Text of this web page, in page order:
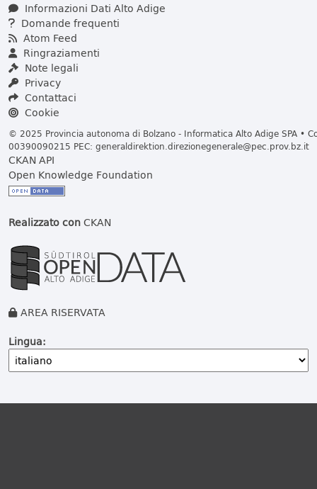
Informazioni Dati Alto Adige
Domande frequenti
Atom Feed
Ringraziamenti
Note legali
Privacy
Contattaci
Cookie
© 2025 Provincia autonoma di Bolzano - Informatica Alto Adige SPA •
00390090215 PEC: generaldirektion.direzionegenerale@pec.prov.bz.it
CKAN API
Open Knowledge Foundation
Realizzato conCKAN
AREA RISERVATA
Lingua